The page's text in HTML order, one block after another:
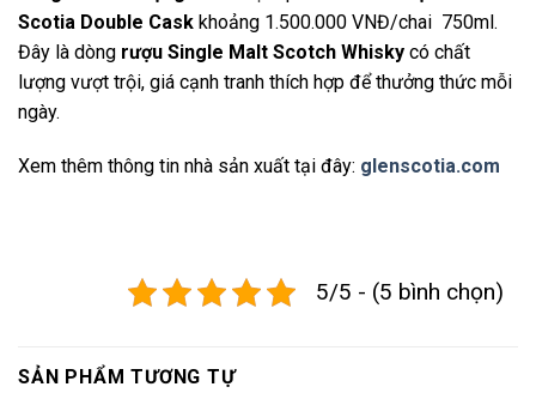
Scotia Double Cask khoảng 1.500.000 VNĐ/chai 750ml.
Đây là dòng rượu Single Malt Scotch Whisky có chất
lượng vượt trội, giá cạnh tranh thích hợp để thưởng thức mỗi
ngày.
Xem thêm thông tin nhà sản xuất tại đây: glenscotia.com
5/5 - (5 bình chọn)
SẢN PHẨM TƯƠNG TỰ